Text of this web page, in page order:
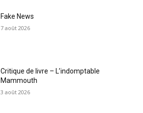
Fake News
7 août 2026
Critique de livre – L’indomptable
Mammouth
3 août 2026